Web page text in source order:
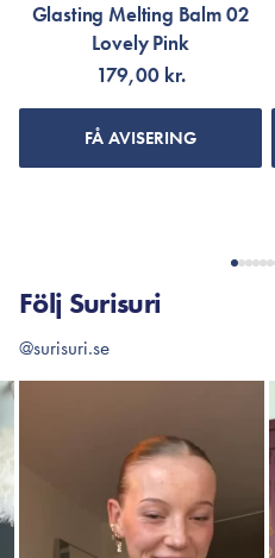
Glasting Melting Balm 02
Lovely Pink
179,00 kr.
FÅ AVISERING
Följ Surisuri
@surisuri.se